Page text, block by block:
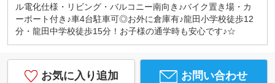
ル電化仕様・リビング・バルコニー南向き♪バイク置き場・カ
ーポート付き♪車4台駐車可◎お外に倉庫有♪龍田小学校徒歩12
分・龍田中学校徒歩15分！お子様の通学時も安心です♪☆
お気に入り追加 お問い合わせ